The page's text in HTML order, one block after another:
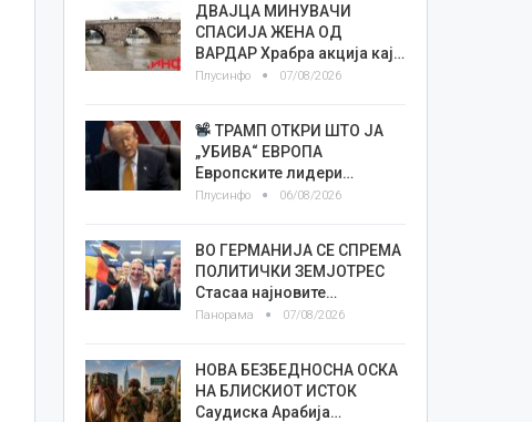
ДВАЈЦА МИНУВАЧИ
СПАСИЈА ЖЕНА ОД
ВАРДАР Храбра акција кај…
Плусинфо 07/08/2026
ТРАМП ОТКРИ ШТО ЈА
„УБИВА“ ЕВРОПА
Европските лидери…
Плусинфо 06/08/2026
ВО ГЕРМАНИЈА СЕ СПРЕМА
ПОЛИТИЧКИ ЗЕМЈОТРЕС
Стасаа најновите…
Панорама 07/08/2026
НОВА БЕЗБЕДНОСНА ОСКА
НА БЛИСКИОТ ИСТОК
Саудиска Арабија…